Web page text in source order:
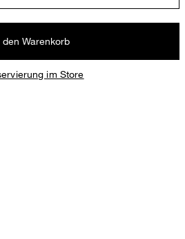
den Warenkorb
im Store